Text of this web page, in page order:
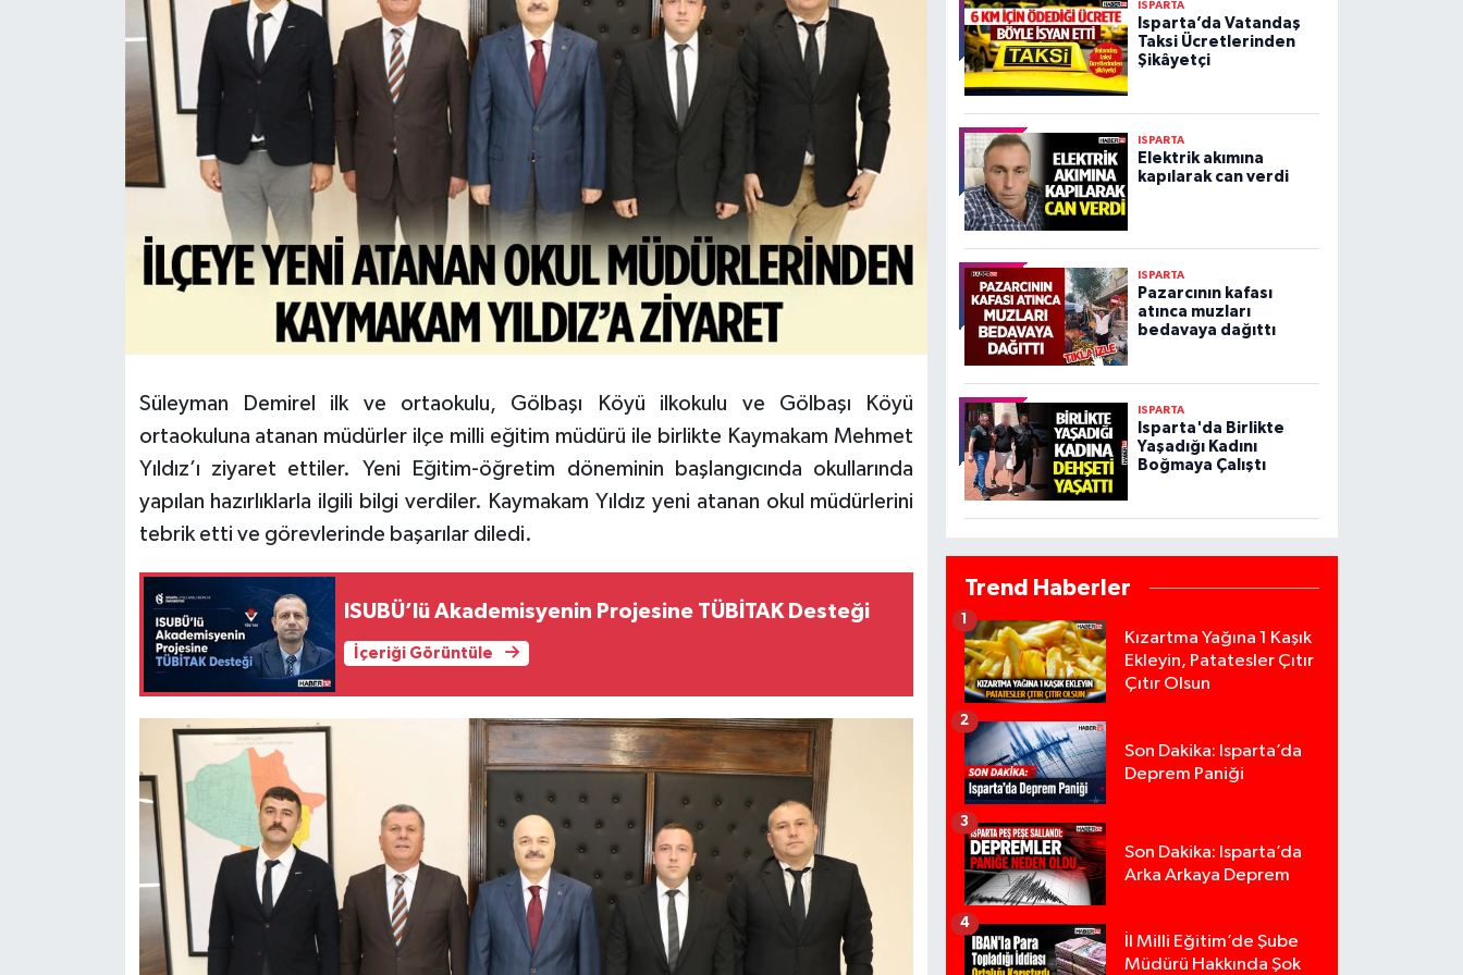
Süleyman Demirel ilk ve ortaokulu, Gölbaşı Köyü ilkokulu ve Gölbaşı Köyü
ortaokuluna atanan müdürler ilçe milli eğitim müdürü ile birlikte Kaymakam Mehmet
Yıldız’ı ziyaret ettiler. Yeni Eğitim-öğretim döneminin başlangıcında okullarında
yapılan hazırlıklarla ilgili bilgi verdiler. Kaymakam Yıldız yeni atanan okul müdürlerini
tebrik etti ve görevlerinde başarılar diledi.
ISUBÜ’lü Akademisyenin Projesine TÜBİTAK Desteği
İçeriği Görüntüle
ISPARTA
Isparta’da Vatandaş
Taksi Ücretlerinden
Şikâyetçi
ISPARTA
Elektrik akımına
kapılarak can verdi
ISPARTA
Pazarcının kafası
atınca muzları
bedavaya dağıttı
ISPARTA
Isparta'da Birlikte
Yaşadığı Kadını
Boğmaya Çalıştı
Trend Haberler
Kızartma Yağına 1 Kaşık
Ekleyin, Patatesler Çıtır
Çıtır Olsun
1
Son Dakika: Isparta’da
Deprem Paniği
2
Son Dakika: Isparta’da
Arka Arkaya Deprem
3
İl Milli Eğitim’de Şube
Müdürü Hakkında Şok
4
HABERDE İNSAN
KÜLTÜR SANAT
Tarihi Yapılarımız